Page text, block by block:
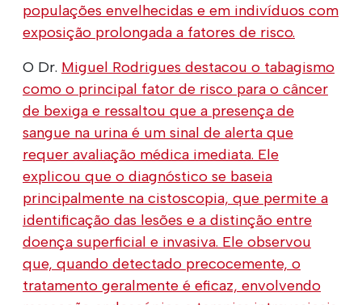
populações envelhecidas e em indivíduos com
exposição prolongada a fatores de risco.
O Dr. Miguel Rodrigues destacou o tabagismo
como o principal fator de risco para o câncer
de bexiga e ressaltou que a presença de
sangue na urina é um sinal de alerta que
requer avaliação médica imediata. Ele
explicou que o diagnóstico se baseia
principalmente na cistoscopia, que permite a
identificação das lesões e a distinção entre
doença superficial e invasiva. Ele observou
que, quando detectado precocemente, o
tratamento geralmente é eficaz, envolvendo